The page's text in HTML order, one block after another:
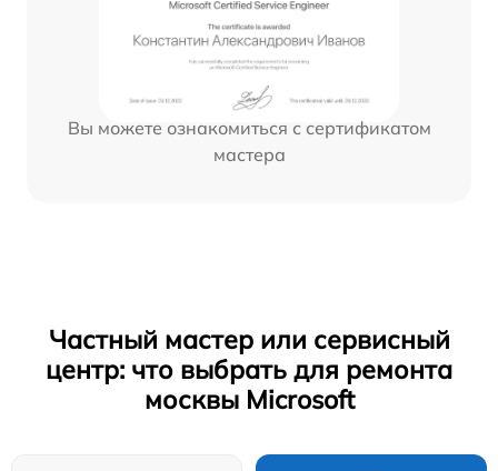
Вы можете ознакомиться с сертификатом
мастера
Частный мастер или сервисный
центр: что выбрать для ремонта
москвы Microsoft